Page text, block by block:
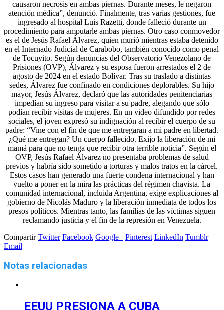
causaron necrosis en ambas piernas. Durante meses, le negaron
atención médica”, denunció. Finalmente, tras varias gestiones, fue
ingresado al hospital Luis Razetti, donde falleció durante un
procedimiento para amputarle ambas piernas. Otro caso conmovedor
es el de Jesús Rafael Álvarez, quien murió mientras estaba detenido
en el Internado Judicial de Carabobo, también conocido como penal
de Tocuyito. Según denuncias del Observatorio Venezolano de
Prisiones (OVP), Álvarez y su esposa fueron arrestados el 2 de
agosto de 2024 en el estado Bolívar. Tras su traslado a distintas
sedes, Álvarez fue confinado en condiciones deplorables. Su hijo
mayor, Jesús Álvarez, declaró que las autoridades penitenciarias
impedían su ingreso para visitar a su padre, alegando que sólo
podían recibir visitas de mujeres. En un video difundido por redes
sociales, el joven expresó su indignación al recibir el cuerpo de su
padre: “Vine con el fin de que me entregaran a mi padre en libertad.
¿Qué me entregan? Un cuerpo fallecido. Exijo la liberación de mi
mamá para que no tenga que recibir otra terrible noticia”. Según el
OVP, Jesús Rafael Álvarez no presentaba problemas de salud
previos y habría sido sometido a torturas y malos tratos en la cárcel.
Estos casos han generado una fuerte condena internacional y han
vuelto a poner en la mira las prácticas del régimen chavista. La
comunidad internacional, incluida Argentina, exige explicaciones al
gobierno de Nicolás Maduro y la liberación inmediata de todos los
presos políticos. Mientras tanto, las familias de las víctimas siguen
reclamando justicia y el fin de la represión en Venezuela.
Compartir Twitter Facebook Google+ Pinterest LinkedIn Tumblr
Email
Notas relacionadas
EEUU PRESIONA A CUBA